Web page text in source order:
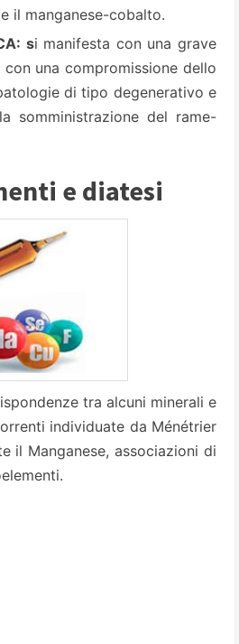
il manganese-cobalto.
si manifesta con una grave
una compromissione dello
di tipo degenerativo e
somministrazione del rame-
e diatesi
tra alcuni minerali e
individuate da Ménétrier
il Manganese, associazioni di